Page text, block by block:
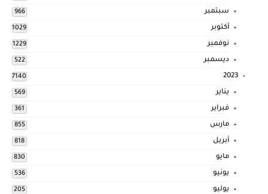
سبتمبر 966
أكتوبر 1029
نوفمبر 1229
ديسمبر 522
2023
7140
يناير 569
فبراير 361
مارس 855
أبريل 818
مايو 830
يونيو 536
يوليو 205